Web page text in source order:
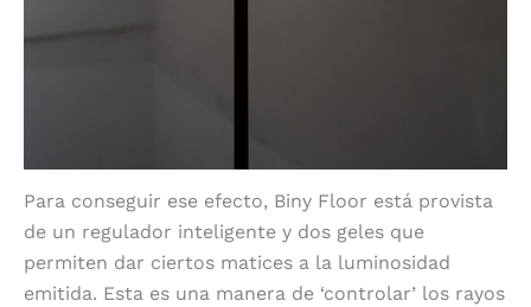
Para conseguir ese efecto, Biny Floor está provista
de un regulador inteligente y dos geles que
permiten dar ciertos matices a la luminosidad
emitida. Esta es una manera de ‘controlar’ los rayos